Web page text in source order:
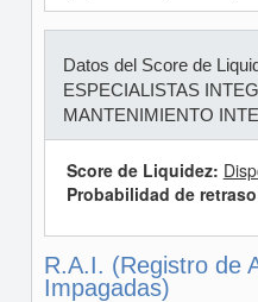
Datos del Score de
ESPECIALISTAS
MANTENIMIENTO
Score de Liquidez:
Probabilidad de
R.A.I. (Registro de
Impagadas)